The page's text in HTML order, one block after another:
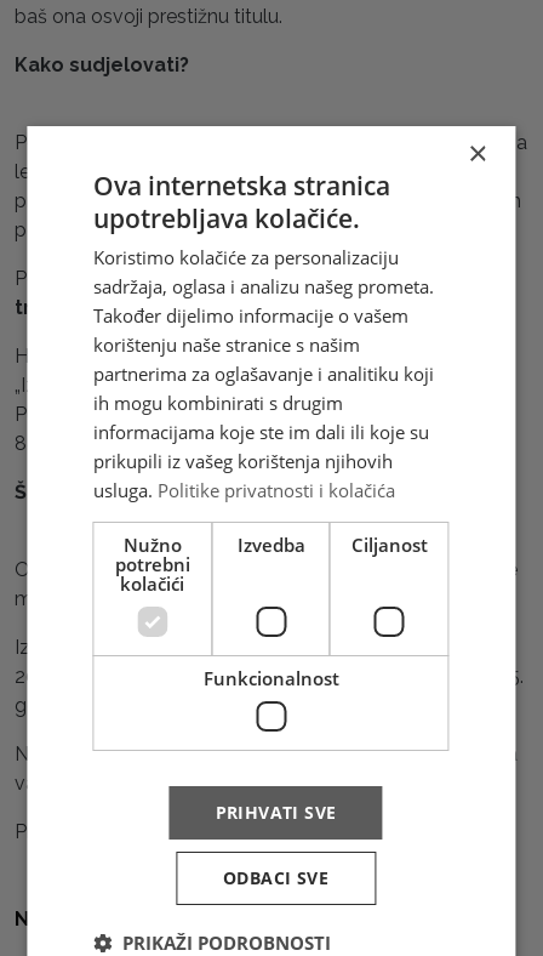
baš ona osvoji prestižnu titulu.
Kako sudjelovati?
Pogledajte sve poštanske marke izdane u 2024. godini na
letku s glasačkim listićem, koji možete pronaći i
preuzmite ovdje.Također, letke možete preuzeti i u svim
poštanskim uredima HP Mostar.
Pošaljite svoj glas s osobnim podacima najkasnije
travnja 2025. godinena adresu:
Hrvatska pošta d.o.o. Mostar
„Izbor najljepše marke Hrvatske pošte Mostar 2024.“
Put za Aluminij 131
88000 Mostar
Što vas čeka?
Osim što ćete imati priliku sudjelovati u odabiru najljepše
marke, svi sudionici mogu osvojiti fantastične nagrade!
Izvlačenje dobitnika nagrada održat će se 10. travnja
2025., a imena dobitnika bit će objavljena 11. travnja 2025.
godine.
Najljepšoj marki dajete glas, a nagrade vrijedne čekaju na
vas! Glavnu nagradu osiguravaHotel Buna.
Pravila nagradne igre pročitajte
Natrag na sve vijesti
×
Ova internetska stranica
upotrebljava kolačiće.
Koristimo kolačiće za personalizaciju
sadržaja, oglasa i analizu našeg prometa.
Također dijelimo informacije o vašem
korištenju naše stranice s našim
partnerima za oglašavanje i analitiku koji
ih mogu kombinirati s drugim
informacijama koje ste im dali ili koje su
prikupili iz vašeg korištenja njihovih
usluga. Politike privatnosti i kolačića
Nužno
potrebni
kolačići
Izvedba Ciljanost
Funkcionalnost
PRIHVATI SVE
ODBACI SVE
PRIKAŽI PODROBNOSTI